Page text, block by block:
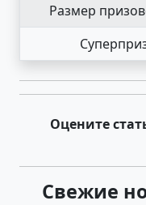
Размер
Оцените
Свежие